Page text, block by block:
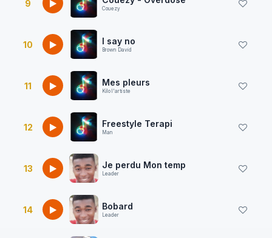
9
Couezy
10 I say no
Brown David
11 Mes pleurs
Kilo l'artiste
12 Freestyle Terapi
Man
13 Je perdu Mon temp
Leader
14 Bobard
Leader